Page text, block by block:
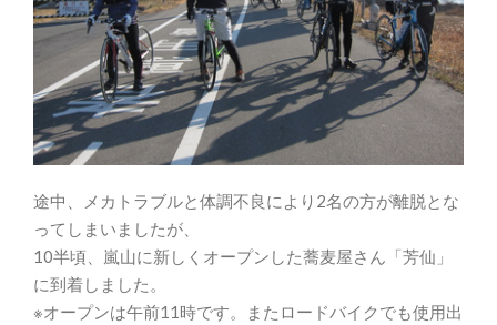
途中、メカトラブルと体調不良により2名の方が離脱とな
ってしまいましたが、
10半頃、嵐山に新しくオープンした蕎麦屋さん「芳仙」
に到着しました。
※オープンは午前11時です。またロードバイクでも使用出